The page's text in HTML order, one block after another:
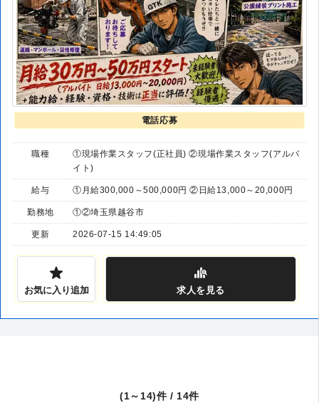
電話応募
職種
①現場作業スタッフ(正社員) ②現場作業スタッフ(アルバ
イト)
給与 ①月給300,000～500,000円 ②日給13,000～20,000円
勤務地 ①②埼玉県越谷市
更新 2026-07-15 14:49:05
お気に入り追加 求人を見る
(1～14)件 / 14件